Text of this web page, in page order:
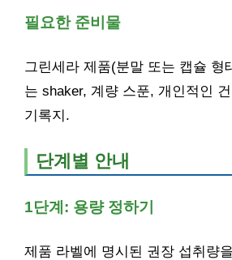
필요한 준비물
그린세라 제품(분말 또는 캡슐 형
는 shaker, 계량 스푼, 개인적인
기록지.
단계별 안내
1단계: 용량 정하기
제품 라벨에 명시된 권장 섭취량